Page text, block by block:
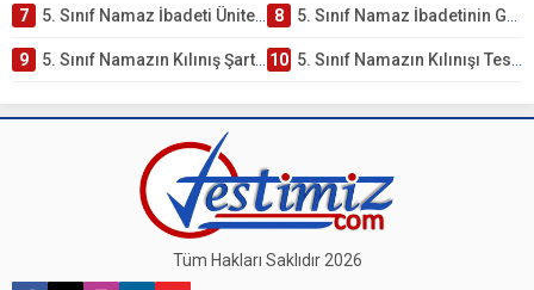
7 5. Sınıf Namaz İbadeti Ünite Testi – Online Çöz 8 5. Sınıf Namaz İbadetinin Getirdiği Faydalar Testi
9 5. Sınıf Namazın Kılınış Şartları Testi 10 5. Sınıf Namazın Kılınışı Testi – Online Çöz
Tüm Hakları Saklıdır 2026